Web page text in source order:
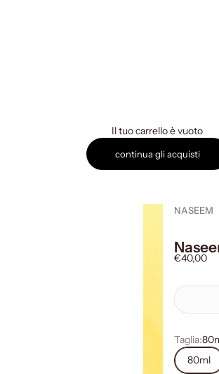
Il tuo carrello è vuoto
continua gli acquisti
NASEEM
Prezzo
€40,00
Taglia:
80ml